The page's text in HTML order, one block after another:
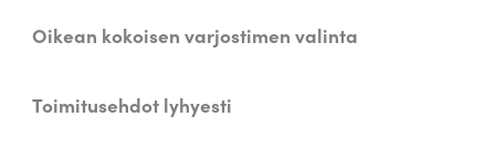
å
l
Oikean kokoisen varjostimen valinta
Toimitusehdot lyhyesti